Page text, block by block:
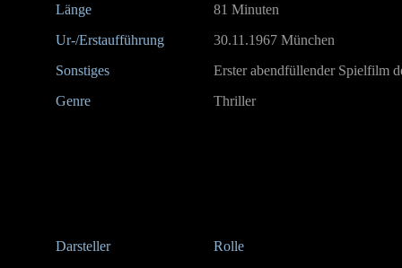
Länge
81 Minuten
Ur-/Erstaufführung
30.11.1967 München
Sonstiges
Erster abendfüllender Spielfilm
Genre
Thriller
Darsteller
Rolle